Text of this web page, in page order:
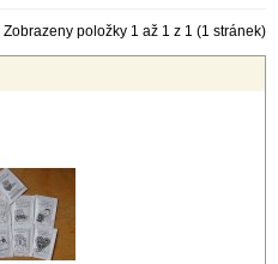
Zobrazeny položky 1 až 1 z 1 (1 stránek)